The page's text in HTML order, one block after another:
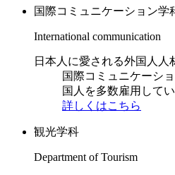
国際コミュニケーション学
International communication
日本人に愛される外国人人
国際コミュニケーシ
国人を多数雇用して
詳しくはこちら
観光学科
Department of Tourism